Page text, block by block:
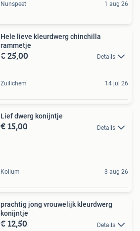
Nunspeet 1 aug 26
Hele lieve kleurdwerg chinchilla
rammetje
€ 25,00 Details
Zuilichem 14 jul 26
Lief dwerg konijntje
€ 15,00 Details
Kollum 3 aug 26
prachtig jong vrouwelijk kleurdwerg
konijntje
€ 12,50 Details